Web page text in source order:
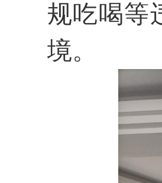
规吃喝等
境。